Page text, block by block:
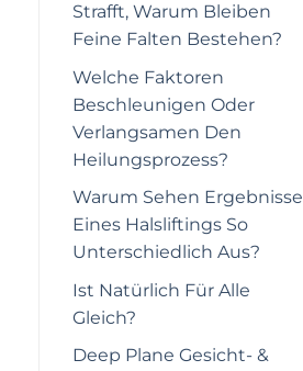
Strafft, Warum Bleiben
Feine Falten Bestehen?
Welche Faktoren
Beschleunigen Oder
Verlangsamen Den
Heilungsprozess?
Warum Sehen Ergebnisse
Eines Halsliftings So
Unterschiedlich Aus?
Ist Natürlich Für Alle
Gleich?
Deep Plane Gesicht- &